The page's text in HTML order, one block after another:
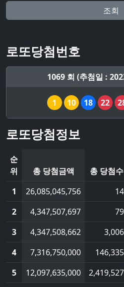
조회
로또당첨번호
1069 회 (추첨일 :
1 10 18 22
로또당첨정보
순
위
총 당첨금액 총 당첨수
1
26,085,045,756 14
2
4,347,507,697 79
3
4,347,508,662 3,006
4
7,316,750,000 146,335
5
12,097,635,000 2,419,527